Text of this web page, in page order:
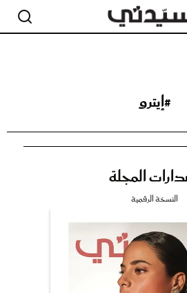
#إيترو
المجلة
النسخة الرقمية